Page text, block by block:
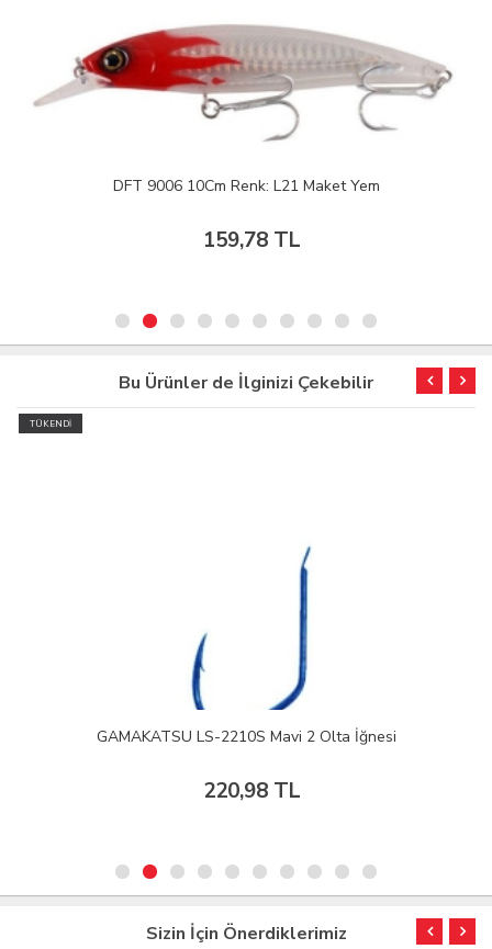
DFT 9006 10Cm Renk: L21 Maket Yem
159,78 TL
Bu Ürünler de İlginizi Çekebilir
TÜKENDİ
GAMAKATSU LS-2210S Mavi 2 Olta İğnesi
220,98 TL
Sizin İçin Önerdiklerimiz